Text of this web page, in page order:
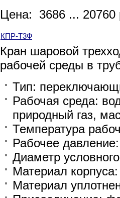
Цена: 3686 ... 20760
КПР-Т3Ф
Кран шаровой
рабочей среды в
Тип:
Рабочая среда:
природный газ,
Температура
Рабочее
Диаметр
Материал
Материал